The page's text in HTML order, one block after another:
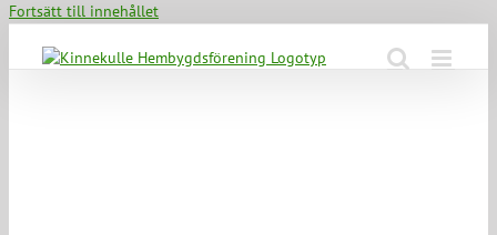
Fortsätt till innehållet